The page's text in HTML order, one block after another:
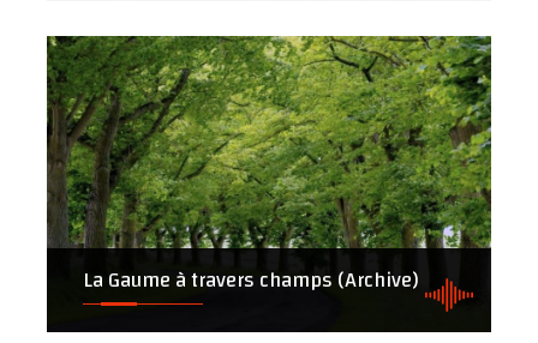
La Gaume à travers champs (Archive)